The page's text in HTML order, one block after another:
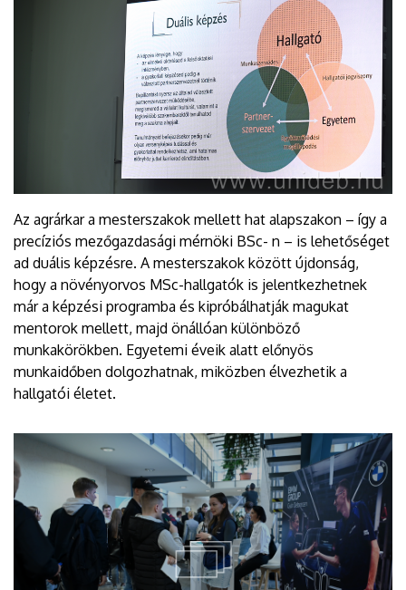
Az agrárkar a mesterszakok mellett hat alapszakon – így a
precíziós mezőgazdasági mérnöki BSc- n – is lehetőséget
ad duális képzésre. A mesterszakok között újdonság,
hogy a növényorvos MSc-hallgatók is jelentkezhetnek
már a képzési programba és kipróbálhatják magukat
mentorok mellett, majd önállóan különböző
munkakörökben. Egyetemi éveik alatt előnyös
munkaidőben dolgozhatnak, miközben élvezhetik a
hallgatói életet.